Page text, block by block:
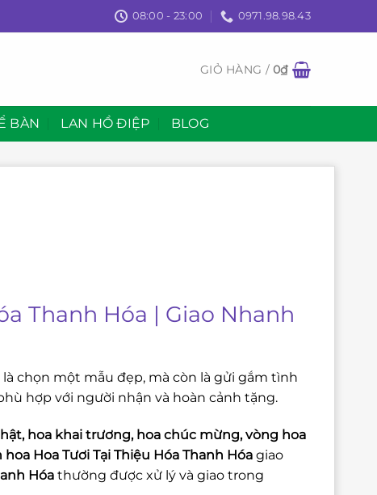
08:00 - 23:00 0971.98.98.43
GIỎ HÀNG /0₫
BÀN LAN HỒ ĐIỆP BLOG
Thanh Hóa | Giao Nhanh
chọn một mẫu đẹp, mà còn là gửi gắm tình
hợp với người nhận và hoàn cảnh tặng.
hoa khai trương, hoa chúc mừng, vòng hoa
hoa Hoa Tươi Tại Thiệu Hóa Thanh Hóa giao
Hóa thường được xử lý và giao trong